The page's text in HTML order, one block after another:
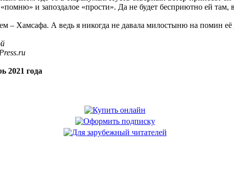
и запоздалое «прости». Да не будет бесприютно ей там,
– Хамсафа. А ведь я никогда не давала милостыню на помин
2021 года